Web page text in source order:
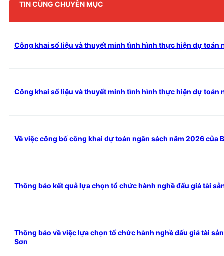
TIN CÙNG CHUYÊN MỤC
Công khai số liệu và thuyết minh tình hình thực hiện dự toán
Công khai số liệu và thuyết minh tình hình thực hiện dự toán
Về việc công bố công khai dự toán ngân sách năm 2026 của
Thông báo kết quả lựa chọn tổ chức hành nghề đấu giá tài
Thông báo về việc lựa chọn tổ chức hành nghề đấu giá tài
Sơn